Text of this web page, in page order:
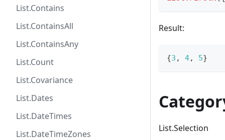
List.Contains
List.ContainsAll
List.ContainsAny
List.Count
List.Covariance
List.Dates
List.DateTimes
List.DateTimeZones
Result:
{3 , 4, 5}
List.Selection